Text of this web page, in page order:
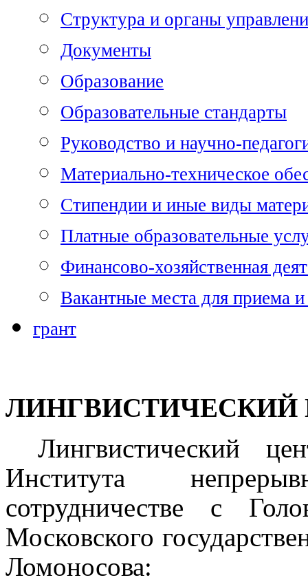
Структура и органы
Документы
Образование
Образовательные стандарты
Руководство и научно-
Материально-техническое
Стипендии и иные виды
Платные образовательные
Финансово-хозяйственная
Вакантные места для приема и
грант
ЛИНГВИСТИЧЕСКИЙ
Лингвистический
Института
сотрудничестве с
Московского
Ломоносова: